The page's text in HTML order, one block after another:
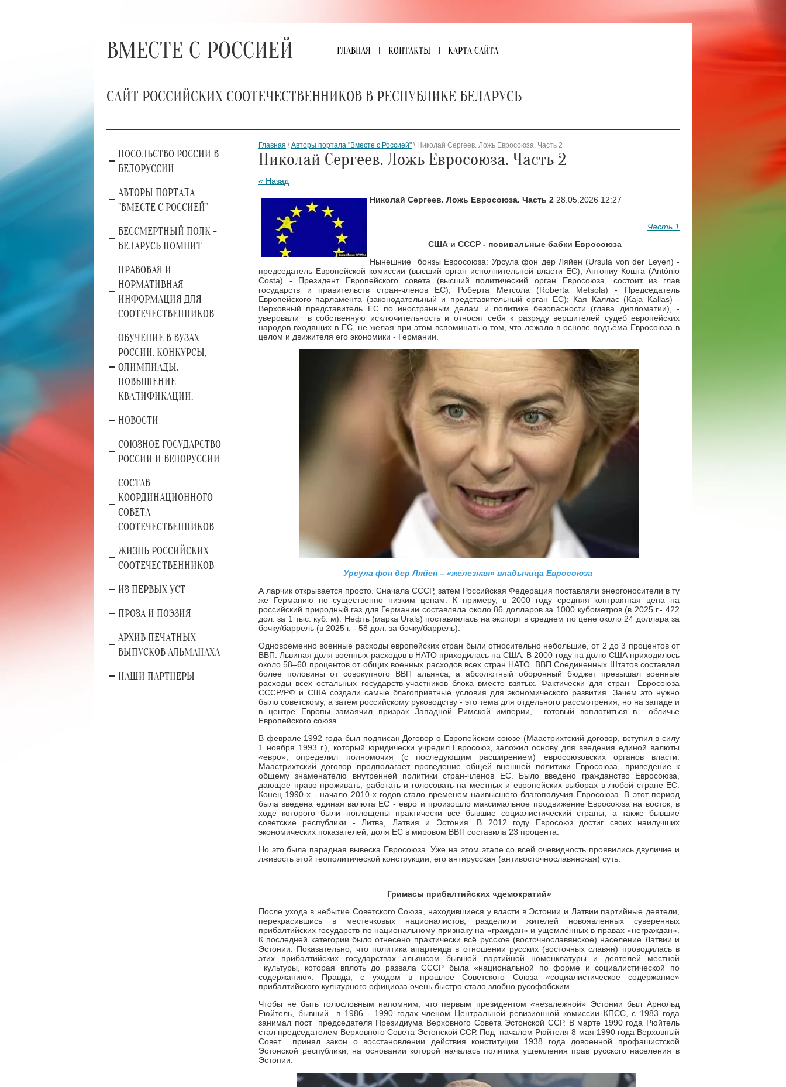
ВМЕСТЕ С РОССИЕЙ ГЛАВНАЯ КОНТАКТЫ КАРТА САЙТА
САЙТ РОССИЙСКИХ СООТЕЧЕСТВЕННИКОВ В РЕСПУБЛИКЕ БЕЛАРУСЬ
ПОСОЛЬСТВО РОССИИ В
БЕЛОРУССИИ
АВТОРЫ ПОРТАЛА
"ВМЕСТЕ С РОССИЕЙ"
БЕССМЕРТНЫЙ ПОЛК -
БЕЛАРУСЬ ПОМНИТ
ПРАВОВАЯ И
НОРМАТИВНАЯ
ИНФОРМАЦИЯ ДЛЯ
СООТЕЧЕСТВЕННИКОВ
ОБУЧЕНИЕ В ВУЗАХ
РОССИИ. КОНКУРСЫ,
ОЛИМПИАДЫ.
ПОВЫШЕНИЕ
КВАЛИФИКАЦИИ.
НОВОСТИ
СОЮЗНОЕ ГОСУДАРСТВО
РОССИИ И БЕЛОРУССИИ
СОСТАВ
КООРДИНАЦИОННОГО
СОВЕТА
СООТЕЧЕСТВЕННИКОВ
ЖИЗНЬ РОССИЙСКИХ
СООТЕЧЕСТВЕННИКОВ
ИЗ ПЕРВЫХ УСТ
ПРОЗА И ПОЭЗИЯ
АРХИВ ПЕЧАТНЫХ
ВЫПУСКОВ АЛЬМАНАХА
НАШИ ПАРТНЕРЫ
Главная \Авторы портала "Вместе с Россией" \ Николай Сергеев. Ложь Евросоюза. Часть 2
Николай Сергеев. Ложь Евросоюза. Часть 2
« Назад
Николай Сергеев. Ложь Евросоюза. Часть 2 28.05.2026 12:27
Часть 1
США и СССР - повивальные бабки Евросоюза
Нынешние бонзы Евросоюза: Урсула фон дер Ляйен (Ursula von der Leyen) -
председатель Европейской комиссии (высший орган исполнительной власти ЕС); Антониу Кошта (António
Costa) - Президент Европейского совета (высший политический орган Евросоюза, состоит из глав
государств и правительств стран-членов ЕС); Роберта Метсола (Roberta Metsola) - Председатель
Европейского парламента (законодательный и представительный орган ЕС); Кая Каллас (Kaja Kallas) -
Верховный представитель ЕС по иностранным делам и политике безопасности (глава дипломатии), -
уверовали в собственную исключительность и относят себя к разряду вершителей судеб европейских
народов входящих в ЕС, не желая при этом вспоминать о том, что лежало в основе подъёма Евросоюза в
целом и движителя его экономики - Германии.
Урсула фон дер Ляйен – «железная» владычица Евросоюза
А ларчик открывается просто. Сначала СССР, затем Российская Федерация поставляли энергоносители в ту
же Германию по существенно низким ценам. К примеру, в 2000 году средняя контрактная цена на
российский природный газ для Германии составляла около 86 долларов за 1000 кубометров (в 2025 г.- 422
дол. за 1 тыс. куб. м). Нефть (марка Urals) поставлялась на экспорт в среднем по цене около 24 доллара за
бочку/баррель (в 2025 г. - 58 дол. за бочку/баррель).
Одновременно военные расходы европейских стран были относительно небольшие, от 2 до 3 процентов от
ВВП. Львиная доля военных расходов в НАТО приходилась на США. В 2000 году на долю США приходилось
около 58–60 процентов от общих военных расходов всех стран НАТО. ВВП Соединенных Штатов составлял
более половины от совокупного ВВП альянса, а абсолютный оборонный бюджет превышал военные
расходы всех остальных государств-участников блока вместе взятых. Фактически для стран Евросоюза
СССР/РФ и США создали самые благоприятные условия для экономического развития. Зачем это нужно
было советскому, а затем российскому руководству - это тема для отдельного рассмотрения, но на западе и
в центре Европы замаячил призрак Западной Римской империи, готовый воплотиться в обличье
Европейского союза.
В феврале 1992 года был подписан Договор о Европейском союзе (Маастрихтский договор, вступил в силу
1 ноября 1993 г.), который юридически учредил Евросоюз, заложил основу для введения единой валюты
«евро», определил полномочия (с последующим расширением) евросоюзовских органов власти.
Маастрихтский договор предполагает проведение общей внешней политики Евросоюза, приведение к
общему знаменателю внутренней политики стран-членов ЕС. Было введено гражданство Евросоюза,
дающее право проживать, работать и голосовать на местных и европейских выборах в любой стране ЕС.
Конец 1990-х - начало 2010-х годов стало временем наивысшего благополучия Евросоюза. В этот период
была введена единая валюта ЕС - евро и произошло максимальное продвижение Евросоюза на восток, в
ходе которого были поглощены практически все бывшие социалистический страны, а также бывшие
советские республики - Литва, Латвия и Эстония. В 2012 году Евросоюз достиг своих наилучших
экономических показателей, доля ЕС в мировом ВВП составила 23 процента.
Но это была парадная вывеска Евросоюза. Уже на этом этапе со всей очевидность проявились двуличие и
лживость этой геополитической конструкции, его антирусская (антивосточнославянская) суть.
Гримасы прибалтийских «демократий»
После ухода в небытие Советского Союза, находившиеся у власти в Эстонии и Латвии партийные деятели,
перекрасившись в местечковых националистов, разделили жителей новоявленных суверенных
прибалтийских государств по национальному признаку на «граждан» и ущемлённых в правах «неграждан».
К последней категории было отнесено практически всё русское (восточнославянское) население Латвии и
Эстонии. Показательно, что политика апартеида в отношении русских (восточных славян) проводилась в
этих прибалтийских государствах альянсом бывшей партийной номенклатуры и деятелей местной
культуры, которая вплоть до развала СССР была «национальной по форме и социалистической по
содержанию». Правда, с уходом в прошлое Советского Союза «социалистическое содержание»
прибалтийского культурного официоза очень быстро стало злобно русофобским.
Чтобы не быть голословным напомним, что первым президентом «незалежной» Эстонии был Арнольд
Рюйтель, бывший в 1986 - 1990 годах членом Центральной ревизионной комиссии КПСС, с 1983 года
занимал пост председателя Президиума Верховного Совета Эстонской ССР. В марте 1990 года Рюйтель
стал председателем Верховного Совета Эстонской ССР. Под началом Рюйтеля 8 мая 1990 года Верховный
Совет принял закон о восстановлении действия конституции 1938 года довоенной профашистской
Эстонской республики, на основании которой началась политика ущемления прав русского населения в
Эстонии.